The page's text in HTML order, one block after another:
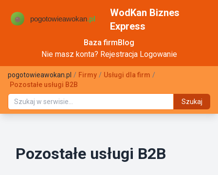
WodKan Biznes
Express
Baza firmBlog
Nie masz konta? Rejestracja Logowanie
pogotowieawokan.pl / Firmy / Usługi dla firm /
Pozostałe usługi B2B
Szukaj
Pozostałe usługi B2B